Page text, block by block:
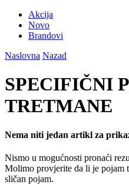
Akcija
Novo
Brandovi
Naslovna Nazad
SPECIFIČNI
TRETMANE
Nema niti jedan artikl za
Nismo u mogućnosti pronaći
Molimo provjerite da li je pojam
sličan pojam.